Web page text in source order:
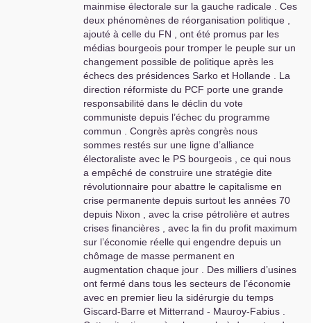
mainmise électorale sur la gauche radicale . Ces
deux phénomènes de réorganisation politique ,
ajouté à celle du FN , ont été promus par les
médias bourgeois pour tromper le peuple sur un
changement possible de politique après les
échecs des présidences Sarko et Hollande . La
direction réformiste du PCF porte une grande
responsabilité dans le déclin du vote
communiste depuis l’échec du programme
commun . Congrès après congrès nous
sommes restés sur une ligne d’alliance
électoraliste avec le PS bourgeois , ce qui nous
a empêché de construire une stratégie dite
révolutionnaire pour abattre le capitalisme en
crise permanente depuis surtout les années 70
depuis Nixon , avec la crise pétrolière et autres
crises financières , avec la fin du profit maximum
sur l’économie réelle qui engendre depuis un
chômage de masse permanent en
augmentation chaque jour . Des milliers d’usines
ont fermé dans tous les secteurs de l’économie
avec en premier lieu la sidérurgie du temps
Giscard-Barre et Mitterrand - Mauroy-Fabius .